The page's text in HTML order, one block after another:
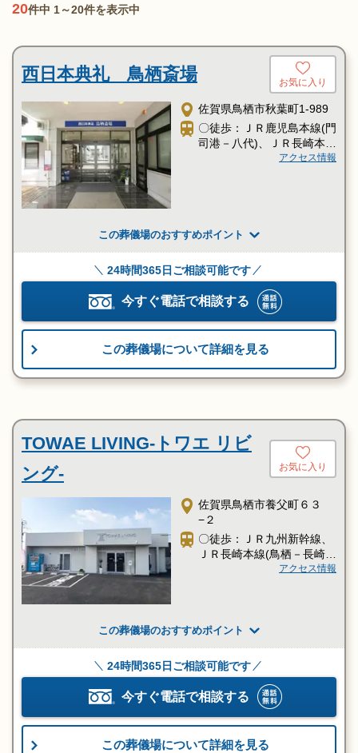
20件中 1～20件を表示中
西日本典礼 鳥栖斎場 お気に入り
佐賀県鳥栖市秋葉町1-989
〇徒歩：ＪＲ鹿児島本線(門
司港－八代)、ＪＲ長崎本線
(鳥栖－長崎)「鳥栖駅」よ
アクセス情報
この葬儀場のおすすめポイント
24時間365日ご相談可能です
今すぐ電話で相談する
この葬儀場について詳細を見る
TOWAE LIVING-トワエ リビ
ング-
お気に入り
佐賀県鳥栖市養父町６３
−２
〇徒歩：ＪＲ九州新幹線、
ＪＲ長崎本線(鳥栖－長崎)
「新鳥栖駅」より徒歩20分
アクセス情報
この葬儀場のおすすめポイント
24時間365日ご相談可能です
今すぐ電話で相談する
この葬儀場について詳細を見る